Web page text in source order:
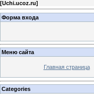
[Uchi.ucoz.ru]
Форма входа
Меню сайта
Главная страница
Categories